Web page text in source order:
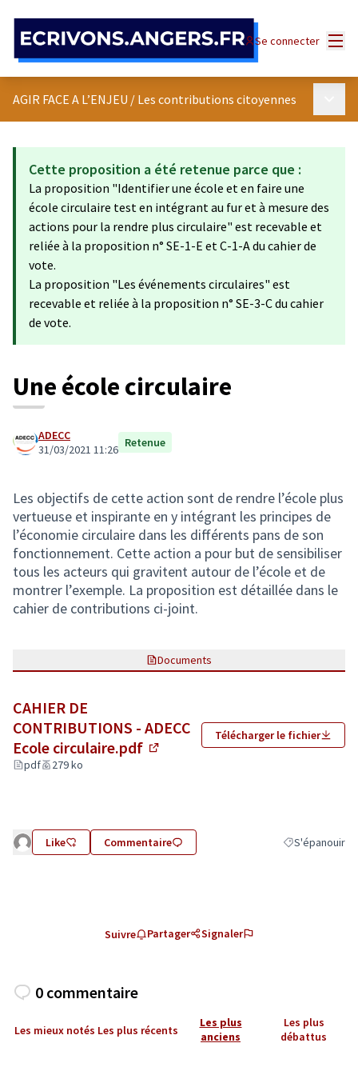
Se connecter
AGIR FACE A L’ENJEU / Les contributions citoyennes
Cette proposition a été retenue parce que :
La proposition "Identifier une école et en faire une
école circulaire test en intégrant au fur et à mesure des
actions pour la rendre plus circulaire" est recevable et
reliée à la proposition n° SE-1-E et C-1-A du cahier de
vote.
La proposition "Les événements circulaires" est
recevable et reliée à la proposition n° SE-3-C du cahier
de vote.
Une école circulaire
ADECC
31/03/2021 11:26 Retenue
Les objectifs de cette action sont de rendre l’école plus
vertueuse et inspirante en y intégrant les principes de
l’économie circulaire dans les différents pans de son
fonctionnement. Cette action a pour but de sensibiliser
tous les acteurs qui gravitent autour de l’école et de
montrer l’exemple. La proposition est détaillée dans le
cahier de contributions ci-joint.
Documents
CAHIER DE
CONTRIBUTIONS - ADECC
Ecole circulaire.pdf
pdf 279 ko
Télécharger le fichier
Like Commentaire Filtrer les
S'épanouir
Suivre Partager Signaler
0 commentaire
Les mieux notés Les plus récents
Les plus
anciens
Les plus
débattus